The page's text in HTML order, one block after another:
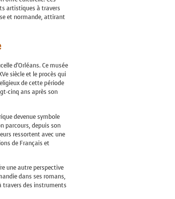
artistiques à travers
et normande, attirant
d’Orléans. Ce musée
siècle et le procès qui
de cette période
cinq ans après son
devenue symbole
parcours, depuis son
ressortent avec une
de Français et
une autre perspective
dans ses romans,
travers des instruments